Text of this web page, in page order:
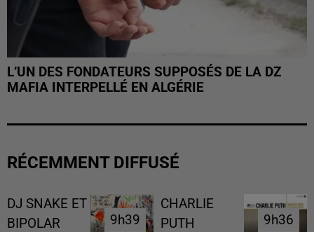
L’UN DES FONDATEURS SUPPOSÉS DE LA DZ
MAFIA INTERPELLÉ EN ALGÉRIE
RÉCEMMENT DIFFUSÉ
DJ SNAKE ET
BIPOLAR
9h39
9h39
CHARLIE
PUTH
9h36
9h36